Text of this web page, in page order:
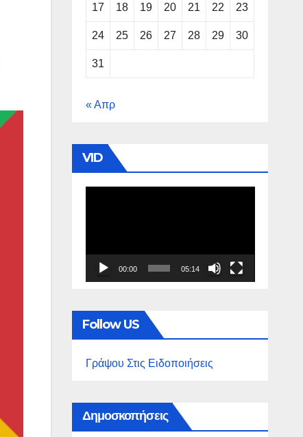
17 18 19 20 21 22 23
24 25 26 27 28 29 30
31
« Απρ
VID
00:00 05:14
Follow US
Γράψου Στις Ειδοποιήσεις
Δημοσκοπήσεις